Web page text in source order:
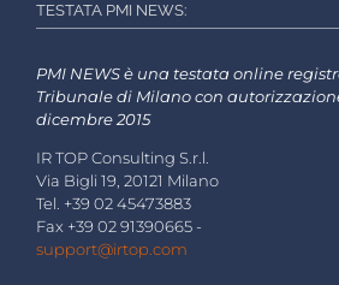
TESTATA PMI NEWS:
PMI NEWS è una testata online
Tribunale di Milano con
dicembre 2015
IR TOP Consulting S.r.l.
Via Bigli 19, 20121 Milano
Tel. +39 02 45473883
Fax +39 02 91390665 -
support@irtop.com